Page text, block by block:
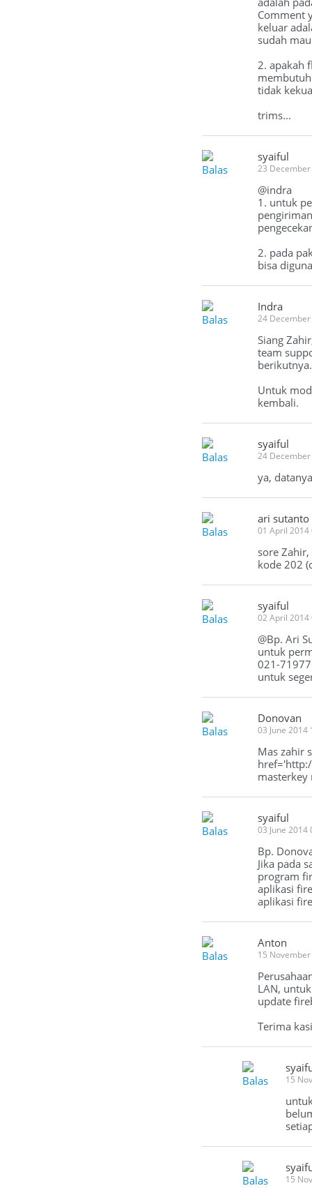
Comment
keluar
sudah
2. apakah
tidak
trims...
Balas
syaiful
23
@indra
1. untuk
2. pada
bisa
Balas
Indra
24
Siang
team
berikutnya.
Untuk
kembali.
Balas
syaiful
24
ya,
Balas
ari sutanto
01 April 2014
sore
kode 202
Balas
syaiful
02 April 2014
@Bp. Ari
untuk
021-
untuk
Balas
Donovan
03 June 2014
Mas zahir
masterkey
Balas
syaiful
03 June 2014
Bp.
Jika pada
program
aplikasi
aplikasi
Balas
Anton
15
LAN,
update
Terima
Balas 15
Balas 15